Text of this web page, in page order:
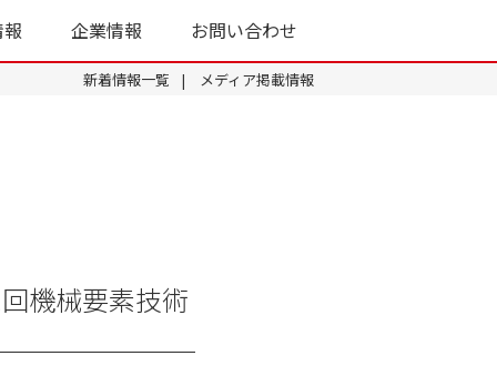
企業情報 お問い合わせ
新着情報一覧 メディア掲載情報
機械要素技術